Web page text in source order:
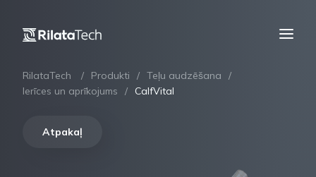
RilataTech Produkti
Teļu audzēšana
Ierīces un aprīkojums
CalfVital
Atpakaļ